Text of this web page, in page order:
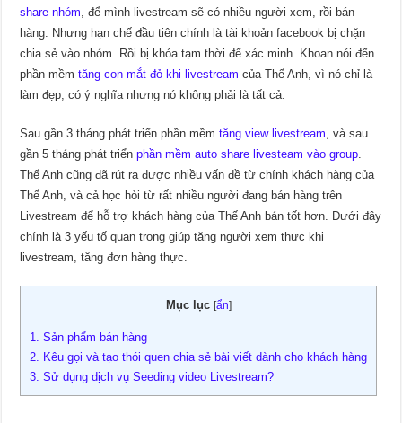
share nhóm, để mình livestream sẽ có nhiều người xem, rồi bán
hàng. Nhưng hạn chế đầu tiên chính là tài khoản facebook bị chặn
chia sẻ vào nhóm. Rồi bị khóa tạm thời để xác minh. Khoan nói đến
phần mềmtăng con mắt đỏ khi livestream của Thế Anh, vì nó chỉ là
làm đẹp, có ý nghĩa nhưng nó không phải là tất cả.
Sau gần 3 tháng phát triển phần mềmtăng view livestream, và sau
gần 5 tháng phát triểnphần mềm auto share livesteam vào group.
Thế Anh cũng đã rút ra được nhiều vấn đề từ chính khách hàng của
Thế Anh, và cả học hỏi từ rất nhiều người đang bán hàng trên
Livestream để hỗ trợ khách hàng của Thế Anh bán tốt hơn. Dưới đây
chính là 3 yếu tố quan trọng giúp tăng người xem thực khi
livestream, tăng đơn hàng thực.
Mục lục [ẩn]
1. Sản phẩm bán hàng
2. Kêu gọi và tạo thói quen chia sẻ bài viết dành cho khách hàng
3. Sử dụng dịch vụ Seeding video Livestream?